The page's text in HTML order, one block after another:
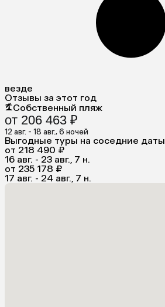
везде
Отзывы за этот год
Собственный пляж
от 206 463 ₽
12 авг. - 18 авг., 6 ночей
Выгодные туры на соседние даты
от 218 490 ₽
16 авг. - 23 авг., 7 н.
от 235 178 ₽
17 авг. - 24 авг., 7 н.